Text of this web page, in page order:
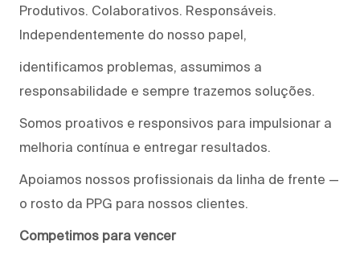
Produtivos. Colaborativos. Responsáveis.
Independentemente do nosso papel,
identificamos problemas, assumimos a
responsabilidade e sempre trazemos soluções.
Somos proativos e responsivos para impulsionar a
melhoria contínua e entregar resultados.
Apoiamos nossos profissionais da linha de frente —
o rosto da PPG para nossos clientes.
Competimos para vencer